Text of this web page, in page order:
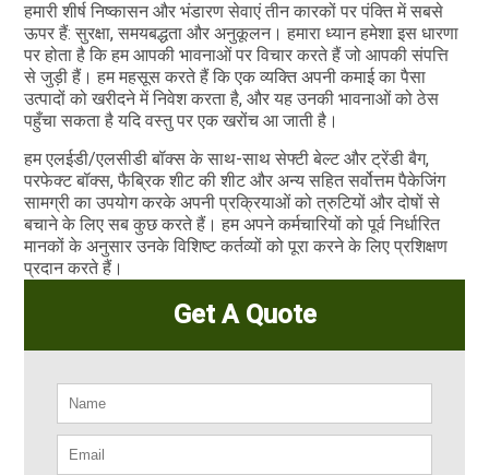
हमारी शीर्ष निष्कासन और भंडारण सेवाएं तीन कारकों पर पंक्ति में सबसे
ऊपर हैं: सुरक्षा, समयबद्धता और अनुकूलन। हमारा ध्यान हमेशा इस धारणा
पर होता है कि हम आपकी भावनाओं पर विचार करते हैं जो आपकी संपत्ति
से जुड़ी हैं। हम महसूस करते हैं कि एक व्यक्ति अपनी कमाई का पैसा
उत्पादों को खरीदने में निवेश करता है, और यह उनकी भावनाओं को ठेस
पहुँचा सकता है यदि वस्तु पर एक खरोंच आ जाती है।
हम एलईडी/एलसीडी बॉक्स के साथ-साथ सेफ्टी बेल्ट और ट्रेंडी बैग,
परफेक्ट बॉक्स, फैब्रिक शीट की शीट और अन्य सहित सर्वोत्तम पैकेजिंग
सामग्री का उपयोग करके अपनी प्रक्रियाओं को त्रुटियों और दोषों से
बचाने के लिए सब कुछ करते हैं। हम अपने कर्मचारियों को पूर्व निर्धारित
मानकों के अनुसार उनके विशिष्ट कर्तव्यों को पूरा करने के लिए प्रशिक्षण
प्रदान करते हैं।
Get A Quote